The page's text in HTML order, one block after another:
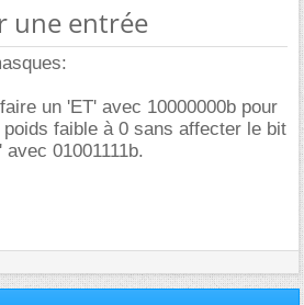
une entrée
un 'ET' avec 10000000b pour
faible à 0 sans affecter le bit
01001111b.